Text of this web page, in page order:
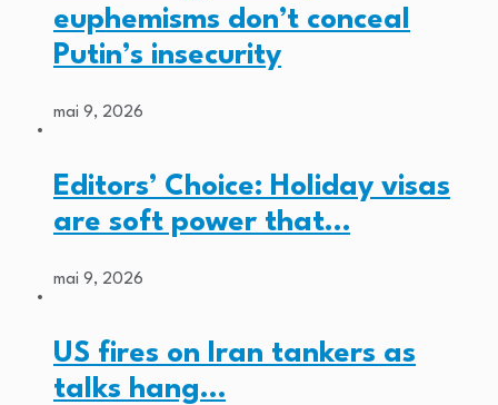
euphemisms don’t conceal
Putin’s insecurity
mai 9, 2026
Editors’ Choice: Holiday visas
are soft power that…
mai 9, 2026
US fires on Iran tankers as
talks hang…